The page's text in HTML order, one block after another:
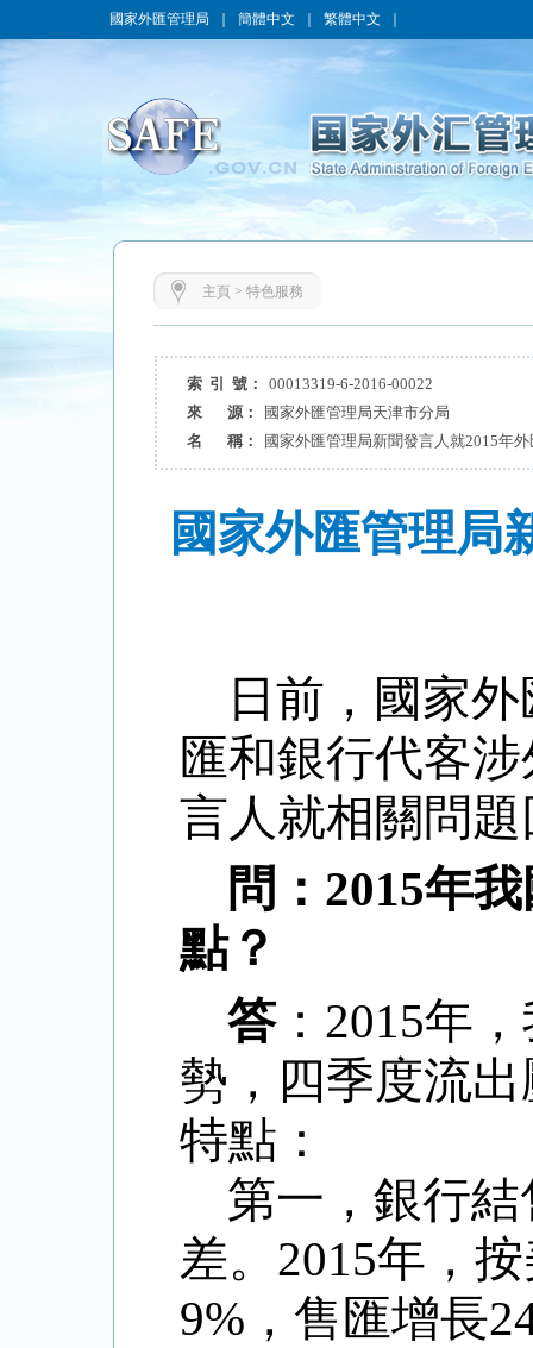
國家外匯管理局 簡體中文 繁體中文
主頁 > 特色服務
索 引 號：
00013319-6-2016-00022
來 源：
國家外匯管理局天津市分局
名 稱：
國家外匯管理局新聞發言人就2015年
國家外匯管理局
日前，國家
匯和銀行代客
言人就相關問
問： 2015年
點？
答： 2015年
勢，四季度流
特點：
第一，銀行
差。 2015年，
9% ，售匯增長